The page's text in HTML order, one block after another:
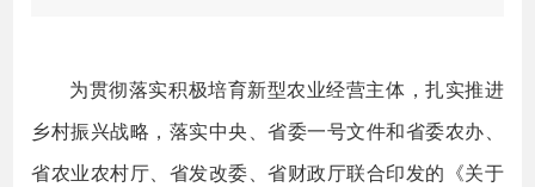
为贯彻落实积极培育新型农业经营主体，扎实推进
乡村振兴战略，落实中央、省委一号文件和省委农办、
省农业农村厅、省发改委、省财政厅联合印发的《关于